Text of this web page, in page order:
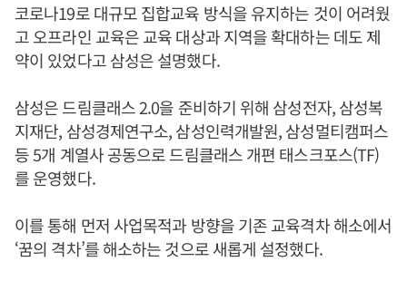
코로나19로 대규모 집합교육 방식을 유지하는 것이 어려웠
고 오프라인 교육은 교육 대상과 지역을 확대하는 데도 제
약이 있었다고 삼성은 설명했다.
삼성은 드림클래스 2.0을 준비하기 위해 삼성전자, 삼성복
지재단, 삼성경제연구소, 삼성인력개발원, 삼성멀티캠퍼스
등 5개 계열사 공동으로 드림클래스 개편 태스크포스(TF)
를 운영했다.
이를 통해 먼저 사업목적과 방향을 기존 교육격차 해소에서
‘꿈의 격차’를 해소하는 것으로 새롭게 설정했다.